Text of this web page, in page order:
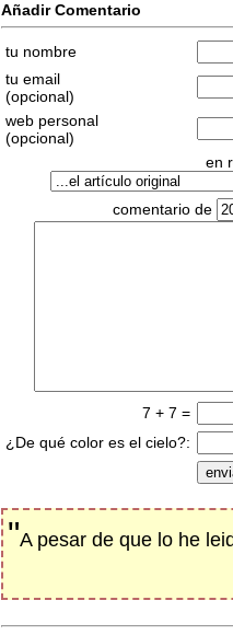
Añadir Comentario
tu nombre
tu email
(opcional)
web personal
(opcional)
en
comentario de
7 + 7 =
¿De qué color es el cielo?:
"A pesar de que lo he